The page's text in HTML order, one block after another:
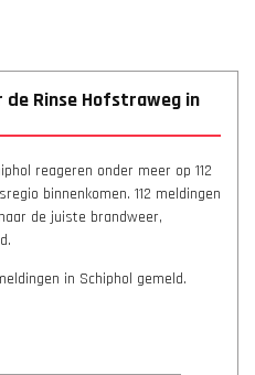
Rinse Hofstraweg in
reageren onder meer op 112
binnenkomen. 112 meldingen
de juiste brandweer,
in Schiphol gemeld.